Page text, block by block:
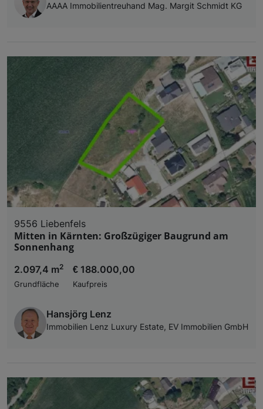
AAAA Immobilientreuhand Mag. Margit Schmidt KG
9556 Liebenfels
Mitten in Kärnten: Großzügiger Baugrund am
Sonnenhang
2.097,4 m2
Grundfläche
€ 188.000,00
Kaufpreis
Hansjörg Lenz
Immobilien Lenz Luxury Estate, EV Immobilien GmbH